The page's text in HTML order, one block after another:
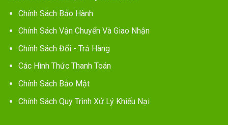
Chính Sách Bảo Hành
Chính Sách Vận Chuyển Và Giao Nhận
Chính Sách Đổi - Trả Hàng
Các Hình Thức Thanh Toán
Chính Sách Bảo Mật
Chính Sách Quy Trình Xử Lý Khiếu Nại